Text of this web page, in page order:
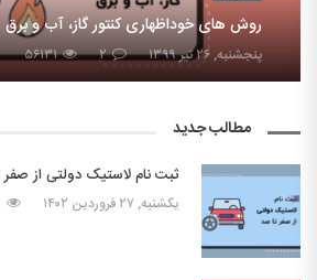
روش های خوداظهاری کنتور گاز، آب و برق
پنجشنبه, ۲۶ تیر ۱۳۹۹ ۲ ۵۶۱۳۱
مطالب جدید
ثبت نام لاستیک دولتی از
یکشنبه, ۲۷ فروردین ۱۴۰۲